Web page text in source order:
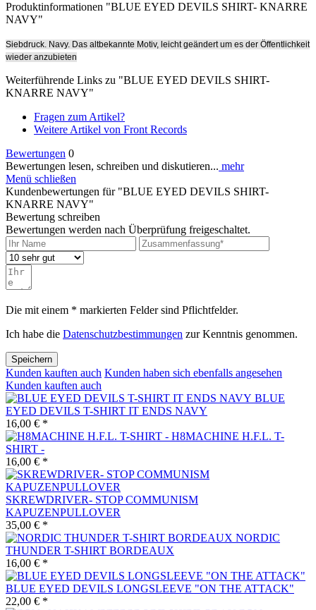
Produktinformationen "BLUE EYED DEVILS SHIRT- KNARRE
NAVY"
Siebdruck. Navy. Das altbekannte Motiv, leicht geändert um es der Öffentlichkeit
wieder anzubieten
Weiterführende Links zu "BLUE EYED DEVILS SHIRT-
KNARRE NAVY"
Fragen zum Artikel?
Weitere Artikel von Front Records
Bewertungen 0
Bewertungen lesen, schreiben und diskutieren... mehr
Menü schließen
Kundenbewertungen für "BLUE EYED DEVILS SHIRT-
KNARRE NAVY"
Bewertung schreiben
Bewertungen werden nach Überprüfung freigeschaltet.
Die mit einem * markierten Felder sind Pflichtfelder.
Ich habe die Datenschutzbestimmungen zur Kenntnis genommen.
Speichern
Kunden kauften auch Kunden haben sich ebenfalls angesehen
Kunden kauften auch
BLUE
EYED DEVILS T-SHIRT IT ENDS NAVY
16,00 € *
H8MACHINE H.F.L. T-
SHIRT -
16,00 € *
SKREWDRIVER- STOP COMMUNISM
KAPUZENPULLOVER
35,00 € *
NORDIC
THUNDER T-SHIRT BORDEAUX
16,00 € *
BLUE EYED DEVILS LONGSLEEVE "ON THE ATTACK"
22,00 € *